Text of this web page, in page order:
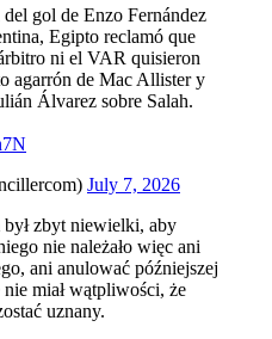
gol de Enzo Fernández
Egipto reclamó que
ni el VAR quisieron
agarrón de Mac Allister y
Álvarez sobre Salah.
July 7, 2026
był zbyt niewielki, aby
nie należało więc ani
ani anulować późniejszej
miał wątpliwości, że
uznany.